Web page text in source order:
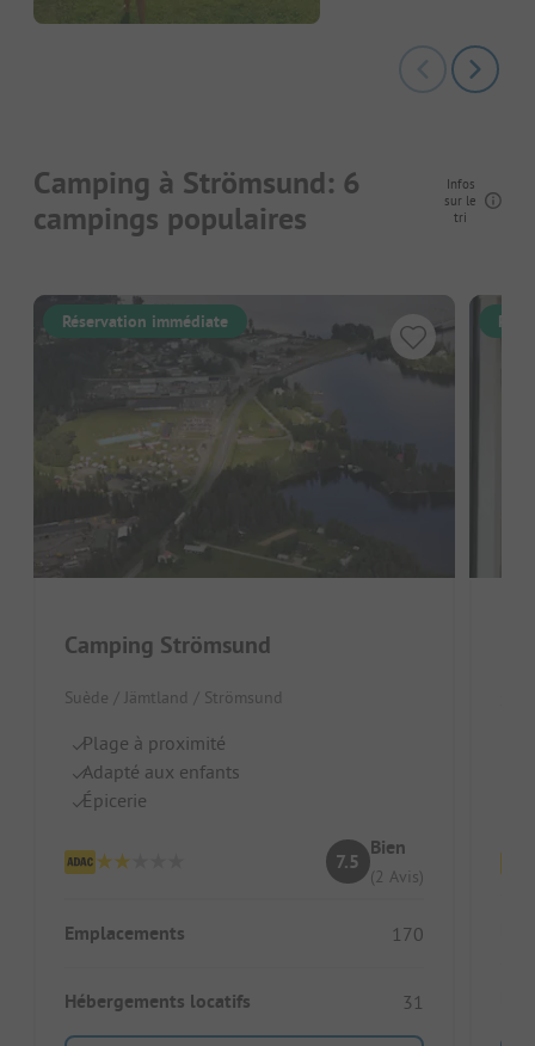
Camping à Strömsund: 6
campings populaires
Infos
sur le
tri
Réservation immédiate
Camping Strömsund
Suède / Jämtland / Strömsund
Plage à proximité
Adapté aux enfants
Épicerie
7.5
Bien
(2 Avis)
Emplacements 170
Hébergements locatifs 31